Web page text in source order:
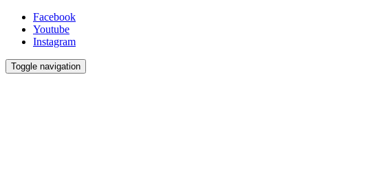
Facebook
Youtube
Instagram
Toggle navigation